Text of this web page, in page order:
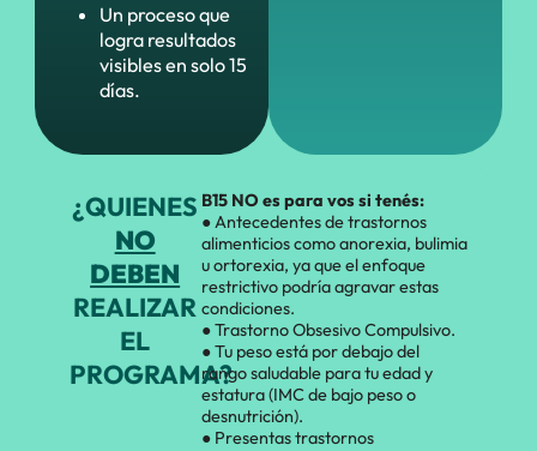
Un proceso que
logra resultados
visibles en solo 15
días.
¿QUIENES
NO
DEBEN
REALIZAR
EL
PROGRAMA?
B15 NO es para vos si tenés:
● Antecedentes de trastornos
alimenticios como anorexia, bulimia
u ortorexia, ya que el enfoque
restrictivo podría agravar estas
condiciones.
● Trastorno Obsesivo Compulsivo.
● Tu peso está por debajo del
rango saludable para tu edad y
estatura (IMC de bajo peso o
desnutrición).
● Presentas trastornos